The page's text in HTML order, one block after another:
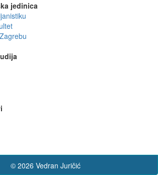
jedinica
© 2026 Vedran Juričić